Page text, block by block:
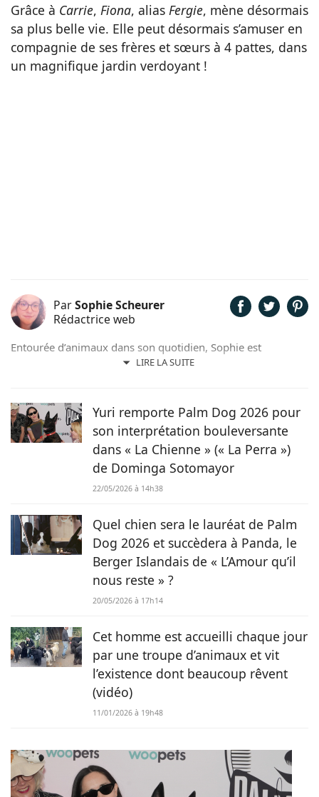
Grâce à Carrie, Fiona, alias Fergie, mène désormais
sa plus belle vie. Elle peut désormais s’amuser en
compagnie de ses frères et sœurs à 4 pattes, dans
un magnifique jardin verdoyant !
ParSophie Scheurer
Rédactrice web
LIRE LA SUITE
Entourée d’animaux dans son quotidien, Sophie est
également passionnée de mots. Son amour pour les
précaire. Maya la croisée Labrador-Border Collie a été
retrouvée errante par la SPA et Hatchi, le chien Arbi, a été
sauvé de Tunisie. À ses yeux, ses 2 chiens, son chat et ses
lapins font partie intégrante de sa vie et de sa famille ! C’est
donc sans hésiter qu’elle a décidé de mettre sa plume au
Yuri remporte Palm Dog 2026 pour
son interprétation bouleversante
dans « La Chienne » (« La Perra »)
de Dominga Sotomayor
22/05/2026 à 14h38
Quel chien sera le lauréat de Palm
Dog 2026 et succèdera à Panda, le
Berger Islandais de « L’Amour qu’il
nous reste » ?
20/05/2026 à 17h14
Cet homme est accueilli chaque jour
par une troupe d’animaux et vit
l’existence dont beaucoup rêvent
(vidéo)
11/01/2026 à 19h48